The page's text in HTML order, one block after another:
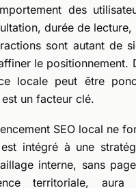
des
durée de
sont autant de
le positionnement.
locale peut être
un facteur clé.
SEO local ne
est intégré à une
interne, sans
territoriale,